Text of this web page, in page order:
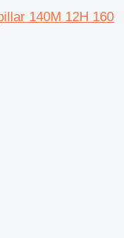
140M 12H 160